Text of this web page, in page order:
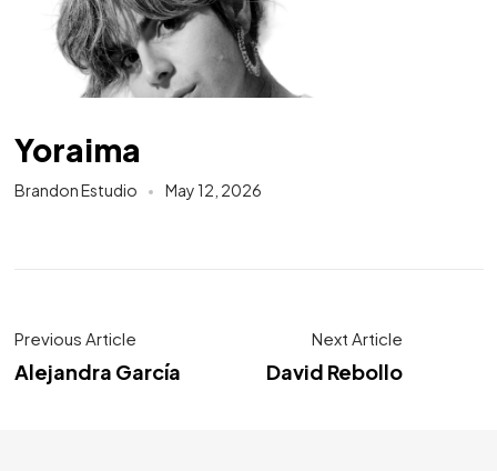
Yoraima
Brandon Estudio May 12, 2026
Previous Article
Alejandra García
Next Article
David Rebollo